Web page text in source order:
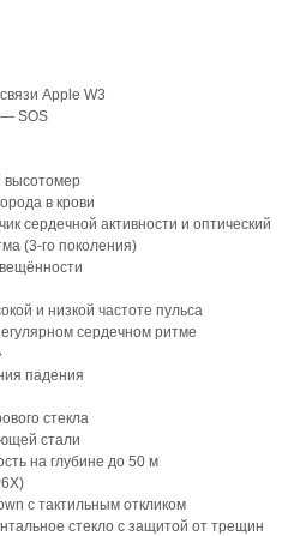
Apple W3
— SOS
высотомер
в крови
сердечной активности и оптический
(3‑го поколения)
и низкой частоте пульса
сердечном ритме
падения
стекла
стали
на глубине до 50 м
с тактильным откликом
стекло с защитой от трещин